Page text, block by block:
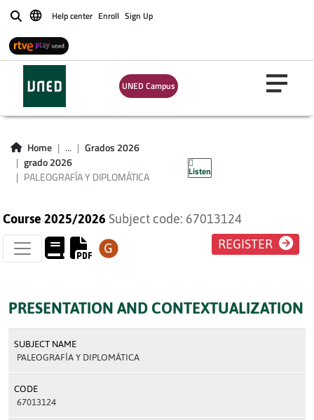
BuscarHelp center Enroll Sign Up
UNED Campus
Home ...
Grados 2026
grado 2026
PALEOGRAFÍA Y DIPLOMÁTICA
Listen
PALEOGRAFÍA Y
DIPLOMÁTICA
Course 2025/2026 Subject code: 67013124
REGISTER
PRESENTATION AND CONTEXTUALIZATION
SUBJECT NAME
PALEOGRAFÍA Y DIPLOMÁTICA
CODE
67013124